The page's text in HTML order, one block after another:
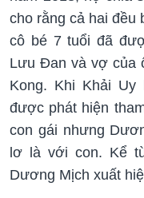
cho rằng cả hai đều
cô bé 7 tuổi đã
Lưu Đan và vợ của
Kong. Khi Khải Uy
được phát hiện
con gái nhưng
lơ là với con. Kể
Dương Mịch xuất